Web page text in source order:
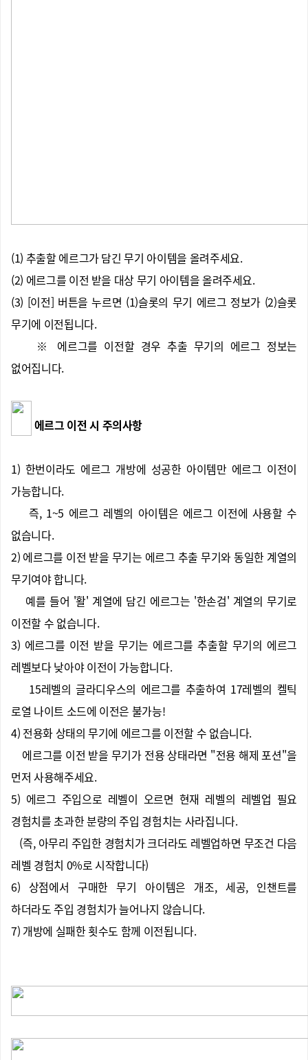
(1) 추출할 에르그가 담긴 무기 아이템을 올려주세요.
(2) 에르그를 이전 받을 대상 무기 아이템을 올려주세요.
(3) [이전] 버튼을 누르면 (1)슬롯의 무기 에르그 정보가 (2)슬롯
무기에 이전됩니다.
※ 에르그를 이전할 경우 추출 무기의 에르그 정보는
없어집니다.
에르그 이전 시 주의사항
1) 한번이라도 에르그 개방에 성공한 아이템만 에르그 이전이
가능합니다.
즉, 1~5 에르그 레벨의 아이템은 에르그 이전에 사용할 수
없습니다.
2) 에르그를 이전 받을 무기는 에르그 추출 무기와 동일한 계열의
무기여야 합니다.
예를 들어 '활' 계열에 담긴 에르그는 '한손검' 계열의 무기로
이전할 수 없습니다.
3) 에르그를 이전 받을 무기는 에르그를 추출할 무기의 에르그
레벨보다 낮아야 이전이 가능합니다.
15레벨의 글라디우스의 에르그를 추출하여 17레벨의 켈틱
로열 나이트 소드에 이전은 불가능!
4) 전용화 상태의 무기에 에르그를 이전할 수 없습니다.
에르그를 이전 받을 무기가 전용 상태라면 "전용 해제 포션"을
먼저 사용해주세요.
5) 에르그 주입으로 레벨이 오르면 현재 레벨의 레벨업 필요
경험치를 초과한 분량의 주입 경험치는 사라집니다.
(즉, 아무리 주입한 경험치가 크더라도 레벨업하면 무조건 다음
레벨 경험치 0%로 시작합니다)
6) 상점에서 구매한 무기 아이템은 개조, 세공, 인챈트를
하더라도 주입 경험치가 늘어나지 않습니다.
7) 개방에 실패한 횟수도 함께 이전됩니다.